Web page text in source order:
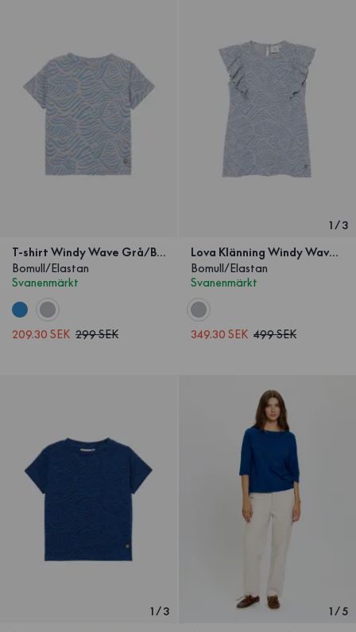
T-shirt Windy Wave Grå/Blå Barn
Bomull/Elastan
Svanenmärkt
209.30 SEK 299 SEK
1/3
Lova Klänning Windy Wave Grå/Blå Barn
Bomull/Elastan
Svanenmärkt
349.30 SEK 499 SEK
1/3
1/5